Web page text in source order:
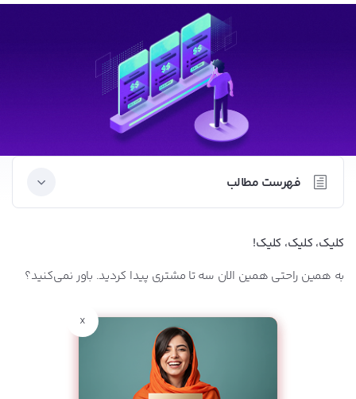
فهرست مطالب
تبلیغات کلیکی چیست؟
انواع تبلیغات کلیکی
تبلیغات کلیکی در جستجو
تبلیغات کلیکی در سایت‌های مقایسه قیمت
کلیک، کلیک، کلیک!
به همین راحتی همین الان سه تا مشتری پیدا کردید. باور نمی‌کنید؟
x